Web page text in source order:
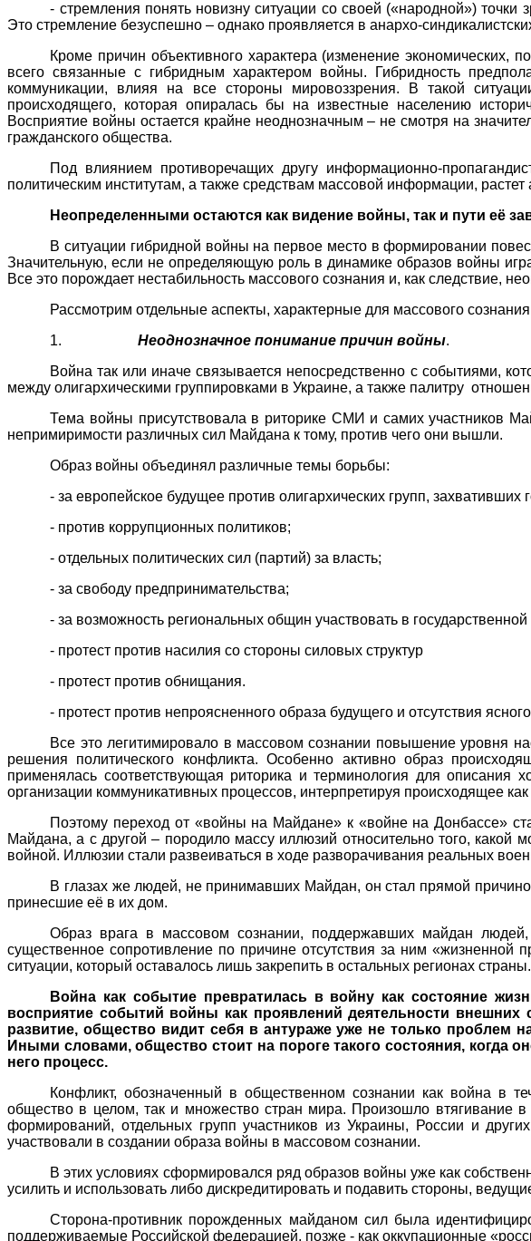
- стремления понять новизну ситуации со своей («народной»)
Это стремление безуспешно – однако проявляется в анархо-
Кроме причин объективного характера (изменение
всего связанные с гибридным характером войны. Гибридность
коммуникации, влияя на все стороны мировоззрения. В такой
происходящего, которая опиралась бы на известные населению
Восприятие войны остается крайне неоднозначным – не смотря на
гражданского общества.
Под влиянием противоречащих другу информационно-
политическим институтам, а также средствам массовой информации,
Неопределенными остаются как видение войны, так и пути её
В ситуации гибридной войны на первое место в формировании
Значительную, если не определяющую роль в динамике образов войны
Все это порождает нестабильность массового сознания и, как следствие,
Рассмотрим отдельные аспекты, характерные для массового
1.Неоднозначное понимание причин войны.
Война так или иначе связывается непосредственно с событиями,
между олигархическими группировками в Украине, а также палитру
Тема войны присутствовала в риторике СМИ и самих участников
непримиримости различных сил Майдана к тому, против чего они вышли.
Образ войны объединял различные темы борьбы:
- за европейское будущее против олигархических групп, захвативших
- против коррупционных политиков;
- отдельных политических сил (партий) за власть;
- за свободу предпринимательства;
- за возможность региональных общин участвовать в государственной
- протест против насилия со стороны силовых структур
- протест против обнищания.
- протест против непроясненного образа будущего и отсутствия
Все это легитимировало в массовом сознании повышение уровня
решения политического конфликта. Особенно активно образ
применялась соответствующая риторика и терминология для
организации коммуникативных процессов, интерпретируя происходящее
Поэтому переход от «войны на Майдане» к «войне на Донбассе»
Майдана, а с другой – породило массу иллюзий относительно того,
войной. Иллюзии стали развеиваться в ходе разворачивания реальных
В глазах же людей, не принимавших Майдан, он стал прямой
принесшие её в их дом.
Образ врага в массовом сознании, поддержавших майдан людей,
существенное сопротивление по причине отсутствия за ним
ситуации, который оставалось лишь закрепить в остальных регионах страны.
Война как событие превратилась в войну как состояние
восприятие событий войны как проявлений деятельности внешних
развитие, общество видит себя в антураже уже не только
Иными словами, общество стоит на пороге такого состояния, когда
него процесс.
Конфликт, обозначенный в общественном сознании как война в
общество в целом, так и множество стран мира. Произошло втягивание
формирований, отдельных групп участников из Украины, России и
участвовали в создании образа войны в массовом сознании.
В этих условиях сформировался ряд образов войны уже как
усилить и использовать либо дискредитировать и подавить стороны,
Сторона-противник порожденных майданом сил была
поддерживаемые Российской федерацией, позже - как оккупационные